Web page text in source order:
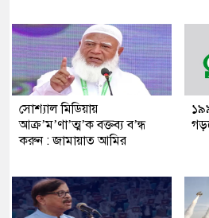
সোশ্যাল মিডিয়ায়
আক্র’ম’ণা’ত্ম’ক বক্তব্য ব’ন্ধ
করুন : জামায়াত আমির